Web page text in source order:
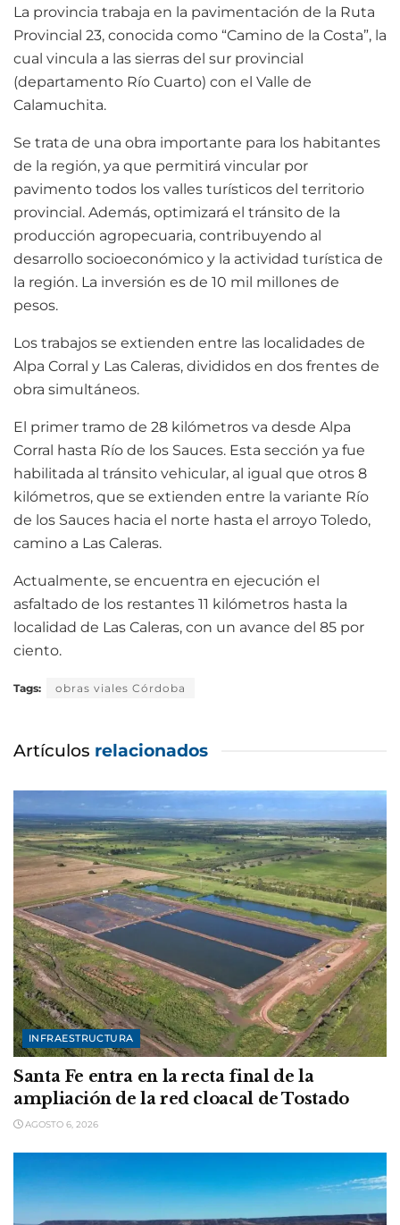
La provincia trabaja en la pavimentación de la Ruta
Provincial 23, conocida como “Camino de la Costa”, la
cual vincula a las sierras del sur provincial
(departamento Río Cuarto) con el Valle de
Calamuchita.
Se trata de una obra importante para los habitantes
de la región, ya que permitirá vincular por
pavimento todos los valles turísticos del territorio
provincial. Además, optimizará el tránsito de la
producción agropecuaria, contribuyendo al
desarrollo socioeconómico y la actividad turística de
la región. La inversión es de 10 mil millones de
pesos.
Los trabajos se extienden entre las localidades de
Alpa Corral y Las Caleras, divididos en dos frentes de
obra simultáneos.
El primer tramo de 28 kilómetros va desde Alpa
Corral hasta Río de los Sauces. Esta sección ya fue
habilitada al tránsito vehicular, al igual que otros 8
kilómetros, que se extienden entre la variante Río
de los Sauces hacia el norte hasta el arroyo Toledo,
camino a Las Caleras.
Actualmente, se encuentra en ejecución el
asfaltado de los restantes 11 kilómetros hasta la
localidad de Las Caleras, con un avance del 85 por
ciento.
Tags: obras viales Córdoba
Artículos relacionados
INFRAESTRUCTURA
Santa Fe entra en la recta final de la
ampliación de la red cloacal de Tostado
AGOSTO 6, 2026